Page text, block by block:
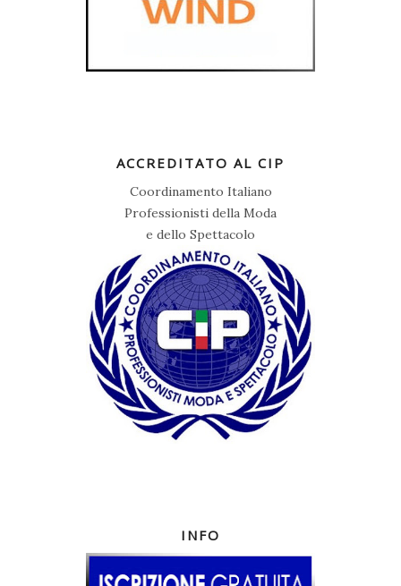
ACCREDITATO AL CIP
Coordinamento Italiano
Professionisti della Moda
e dello Spettacolo
INFO